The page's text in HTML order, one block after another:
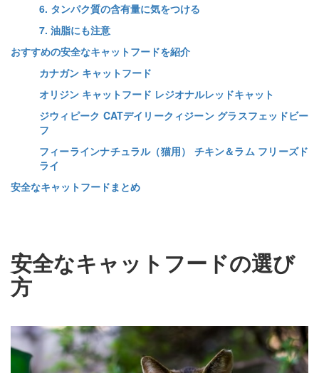
6. タンパク質の含有量に気をつける
7. 油脂にも注意
おすすめの安全なキャットフードを紹介
カナガン キャットフード
オリジン キャットフード レジオナルレッドキャット
ジウィピーク CATデイリークィジーン グラスフェッドビー
フ
フィーラインナチュラル（猫用） チキン＆ラム フリーズド
ライ
安全なキャットフードまとめ
安全なキャットフードの選び
方